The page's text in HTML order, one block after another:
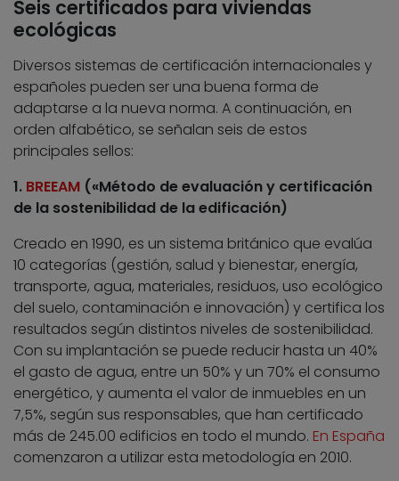
Seis certificados para viviendas
ecológicas
Diversos sistemas de certificación internacionales y
españoles pueden ser una buena forma de
adaptarse a la nueva norma. A continuación, en
orden alfabético, se señalan seis de estos
principales sellos:
1. BREEAM («Método de evaluación y certificación
de la sostenibilidad de la edificación)
Creado en 1990, es un sistema británico que evalúa
10 categorías (gestión, salud y bienestar, energía,
transporte, agua, materiales, residuos, uso ecológico
del suelo, contaminación e innovación) y certifica los
resultados según distintos niveles de sostenibilidad.
Con su implantación se puede reducir hasta un 40%
el gasto de agua, entre un 50% y un 70% el consumo
energético, y aumenta el valor de inmuebles en un
7,5%, según sus responsables, que han certificado
más de 245.00 edificios en todo el mundo. En España
comenzaron a utilizar esta metodología en 2010.